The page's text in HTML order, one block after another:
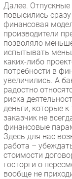
Далее. Отпускные
повысились
финансовая
производители
позволяло
испытывать
каких-либо
потребности в
увеличились. А
радостно
риска
деньги, которые
заказчик не
финансовые
Здесь для нас
работа –
стоимости
госторги о
вообще не